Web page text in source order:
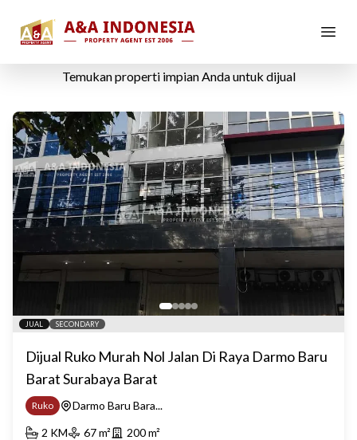
Properti Dijual
Temukan properti impian Anda untuk dijual
JUAL SECONDARY
Dijual Ruko Murah Nol Jalan Di Raya Darmo Baru
Barat Surabaya Barat
Ruko
Darmo Baru Bara...
2 KM 67m² 200m²